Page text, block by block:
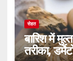
सेहत
बारिश में
तरीका,